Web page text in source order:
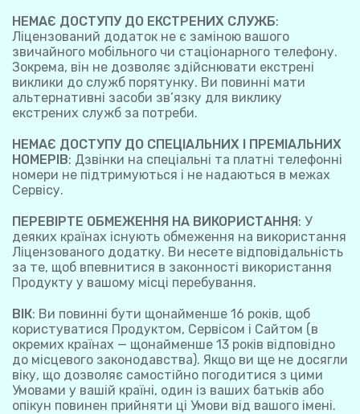
НЕМАЄ ДОСТУПУ ДО ЕКСТРЕНИХ СЛУЖБ:
Ліцензований додаток не є заміною вашого
звичайного мобільного чи стаціонарного телефону.
Зокрема, він не дозволяє здійснювати екстрені
виклики до служб порятунку. Ви повинні мати
альтернативні засоби зв’язку для виклику
екстрених служб за потреби.
НЕМАЄ ДОСТУПУ ДО СПЕЦІАЛЬНИХ І ПРЕМІАЛЬНИХ
НОМЕРІВ: Дзвінки на спеціальні та платні телефонні
номери не підтримуються і не надаються в межах
Сервісу.
ПЕРЕВІРТЕ ОБМЕЖЕННЯ НА ВИКОРИСТАННЯ: У
деяких країнах існують обмеження на використання
Ліцензованого додатку. Ви несете відповідальність
за те, щоб впевнитися в законності використання
Продукту у вашому місці перебування.
ВІК: Ви повинні бути щонайменше 16 років, щоб
користуватися Продуктом, Сервісом і Сайтом (в
окремих країнах — щонайменше 13 років відповідно
до місцевого законодавства). Якщо ви ще не досягли
віку, що дозволяє самостійно погодитися з цими
Умовами у вашій країні, один із ваших батьків або
опікун повинен прийняти ці Умови від вашого імені.